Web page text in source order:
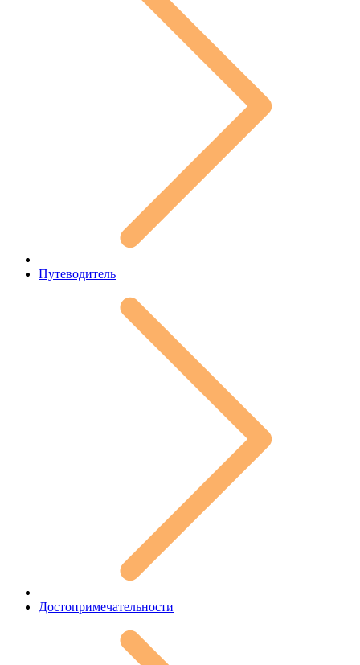
Путеводитель
Достопримечательности